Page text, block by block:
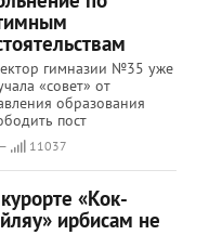
гимназии №35 уже
«совет» от
образования
пост
11037
«Кок-
ирбисам не